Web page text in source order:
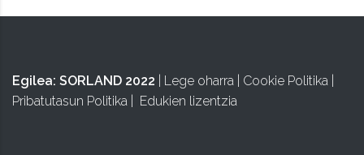
Egilea: SORLAND 2022 Lege oharra Cookie Politika
Pribatutasun Politika
Edukien lizentzia